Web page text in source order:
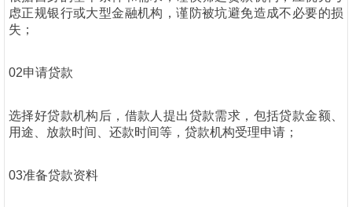
虑正规银行或大型金融机构，谨防被坑避免造成不必要的损
失；
02申请贷款
选择好贷款机构后，借款人提出贷款需求，包括贷款金额、
用途、放款时间、还款时间等，贷款机构受理申请；
03准备贷款资料